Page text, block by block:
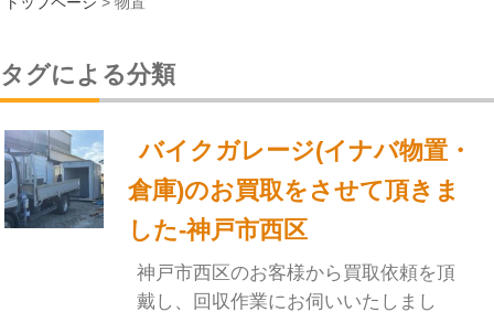
タグによる分類
バイクガレージ(イナバ物置・
倉庫)のお買取をさせて頂きま
した-神戸市西区
神戸市西区のお客様から買取依頼を頂
戴し、回収作業にお伺いいたしまし